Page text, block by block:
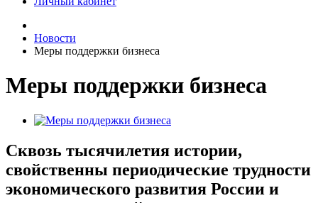
Новости
Меры поддержки бизнеса
Меры поддержки бизнеса
Сквозь тысячилетия истории,
свойственны периодические трудности
экономического развития России и